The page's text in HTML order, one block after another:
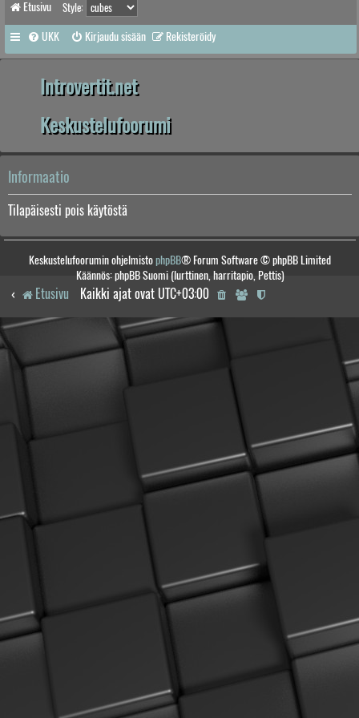
Etusivu Style:
UKK Kirjaudu sisään Rekisteröidy
Introvertit.net
Keskustelufoorumi
Informaatio
Tilapäisesti pois käytöstä
Keskustelufoorumin ohjelmistophpBB® Forum Software © phpBB Limited
Käännös: phpBB Suomi (lurttinen, harritapio, Pettis)
Etusivu Kaikki ajat ovat UTC+03:00